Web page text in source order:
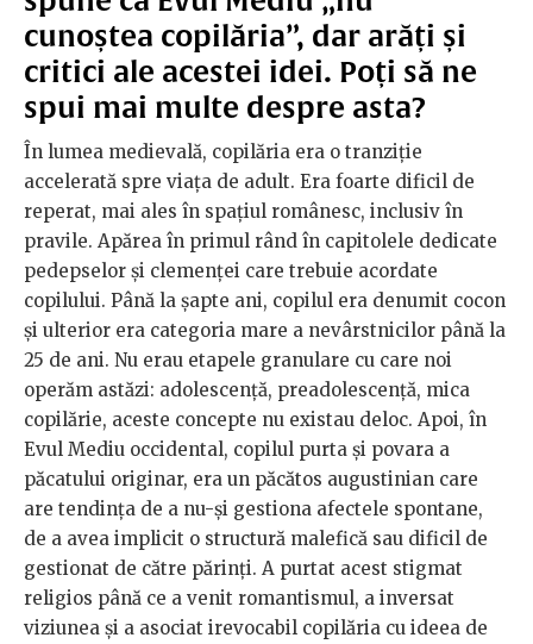
cunoștea copilăria”, dar arăți și
critici ale acestei idei. Poți să ne
spui mai multe despre asta?
În lumea medievală, copilăria era o tranziție
accelerată spre viața de adult. Era foarte dificil de
reperat, mai ales în spațiul românesc, inclusiv în
pravile. Apărea în primul rând în capitolele dedicate
pedepselor și clemenței care trebuie acordate
copilului. Până la șapte ani, copilul era denumit cocon
și ulterior era categoria mare a nevârstnicilor până la
25 de ani. Nu erau etapele granulare cu care noi
operăm astăzi: adolescență, preadolescență, mica
copilărie, aceste concepte nu existau deloc. Apoi, în
Evul Mediu occidental, copilul purta și povara a
păcatului originar, era un păcătos augustinian care
are tendința de a nu-și gestiona afectele spontane,
de a avea implicit o structură malefică sau dificil de
gestionat de către părinți. A purtat acest stigmat
religios până ce a venit romantismul, a inversat
viziunea și a asociat irevocabil copilăria cu ideea de